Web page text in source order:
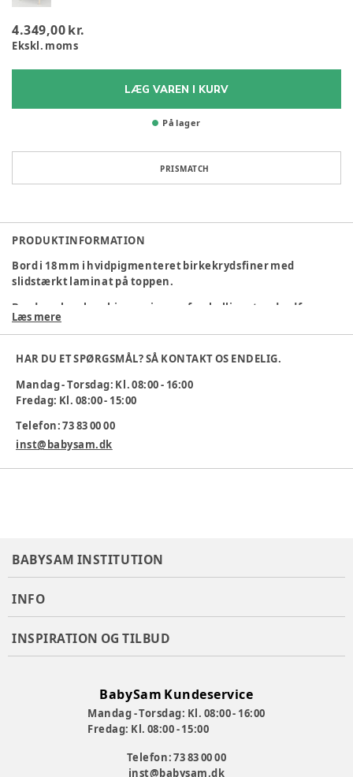
4.349,00 kr.
Ekskl. moms
LÆG VAREN I KURV
På lager
PRISMATCH
PRODUKTINFORMATION
Bord i 18 mm i hvidpigmenteret birkekrydsfiner med
slidstærkt laminat på toppen.
Bordene kan kombineres i vores forskellige standardfarver
og dermed skabe spændende og farverige spise- og
legemiljøer. Se farvekort.
Mål: H:720 mm. L:1200 mm. D:900 mm.
Alle vores borde kan leveres i forskellige højder fra 720 mm
og nedefter.
Vægt: 16 kg
Læs mere
HAR DU ET SPØRGSMÅL? SÅ KONTAKT OS ENDELIG.
Mandag - Torsdag: Kl. 08:00 - 16:00
Fredag: Kl. 08:00 - 15:00
Telefon: 73 83 00 00
inst@babysam.dk
BABYSAM INSTITUTION
INFO
INSPIRATION OG TILBUD
BabySam Kundeservice
Mandag - Torsdag: Kl. 08:00 - 16:00
Fredag: Kl. 08:00 - 15:00
Telefon: 73 83 00 00
inst@babysam.dk